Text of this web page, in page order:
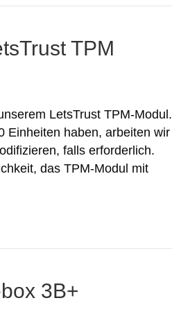
TPM
LetsTrust TPM-Modul.
Einheiten haben, arbeiten wir
falls erforderlich.
das TPM-Modul mit
3B+